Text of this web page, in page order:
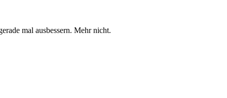
mal ausbessern. Mehr nicht.